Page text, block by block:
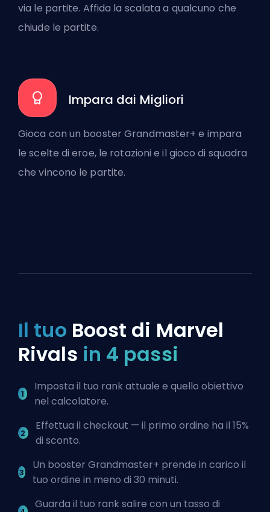
via le partite. Affida la scalata a qualcuno che
chiude le partite.
Impara dai Migliori
Gioca con un booster Grandmaster+ e impara
le scelte di eroe, le rotazioni e il gioco di squadra
che vincono le partite.
Il tuo Boost di Marvel
Rivals in 4 passi
Imposta il tuo rank attuale e quello obiettivo
nel calcolatore.
Effettua il checkout — il primo ordine ha il 15%
di sconto.
Un booster Grandmaster+ prende in carico il
tuo ordine in meno di 30 minuti.
Guarda il tuo rank salire con un tasso di